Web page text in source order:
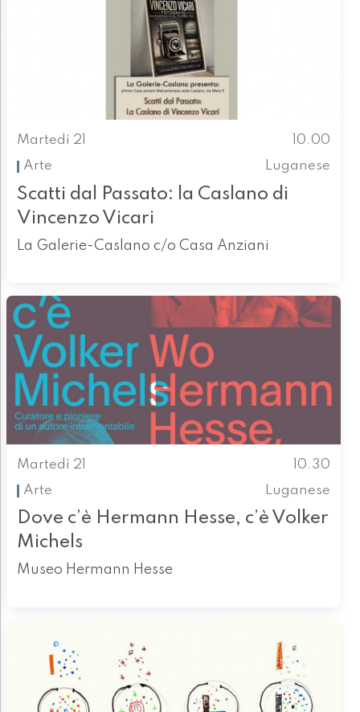
Martedì 21
10.00
Arte
Luganese
Scatti dal Passato: la Caslano di
Vincenzo Vicari
La Galerie-Caslano c/o Casa Anziani
Martedì 21
10.30
Arte
Luganese
Dove c’è Hermann Hesse, c’è Volker
Michels
Museo Hermann Hesse